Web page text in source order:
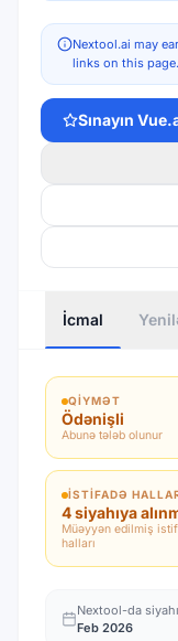
Nextool.ai may
links on this page.
Sınayın
İcmal
QIYMƏT
Ödənişli
Abunə tələb olunur
İSTIFADƏ
4 siyahıya
Müəyyən edilmiş
halları
Nextool-da
Feb 2026